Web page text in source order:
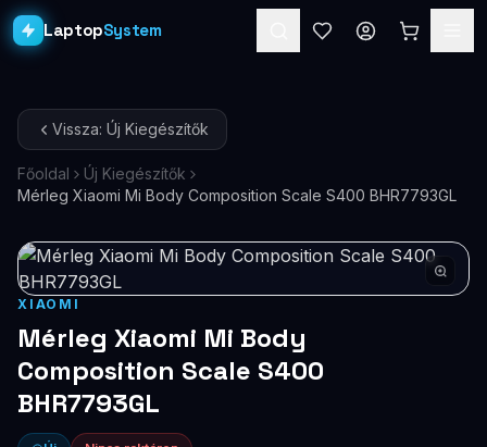
LaptopSystem
Asztali PC-k
Workstation PRO
Monitorok
Dokkolók
Kiegészítők
Akciók
Vissza: Új Kiegészítők
Főoldal
Új Kiegészítők
Mérleg Xiaomi Mi Body Composition Scale S400 BHR7793GL
XIAOMI
Mérleg Xiaomi Mi Body
Composition Scale S400
BHR7793GL